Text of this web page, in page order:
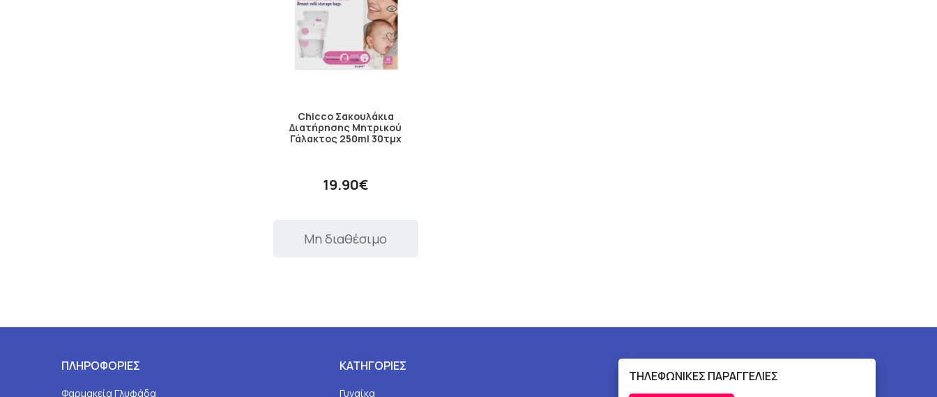
Chicco Σακουλάκια
Διατήρησης Μητρικού
Γάλακτος 250ml 30τμχ
19.90€
Μη διαθέσιμο
ΠΛΗΡΟΦΟΡΙΕΣ
Φαρμακεία Γλυφάδα
ΚΑΤΗΓΟΡΙΕΣ
Γυναίκα
ΤΗΛΕΦΩΝΙΚΕΣ ΠΑΡΑΓΓΕΛΙΕΣ